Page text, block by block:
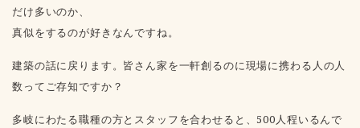
だけ多いのか、
真似をするのが好きなんですね。
建築の話に戻ります。皆さん家を一軒創るのに現場に携わる人の人
数ってご存知ですか？
多岐にわたる職種の方とスタッフを合わせると、500人程いるんで